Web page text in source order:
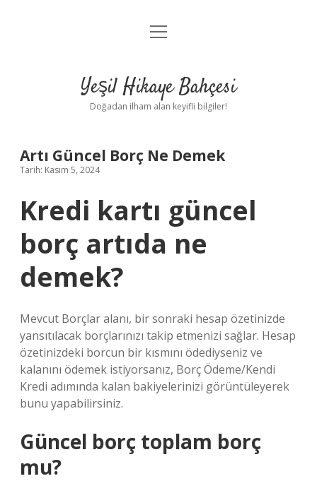
Anasayfa
Yasal Uyarı
menüyü
Yeşil Hikaye Bahçesi
Doğadan ilham alan keyifli bilgiler!
Artı Güncel Borç Ne Demek
Tarih: Kasım 5, 2024
Kredi kartı güncel
borç artıda ne
demek?
Mevcut Borçlar alanı, bir sonraki hesap özetinizde
yansıtılacak borçlarınızı takip etmenizi sağlar. Hesap
özetinizdeki borcun bir kısmını ödediyseniz ve
kalanını ödemek istiyorsanız, Borç Ödeme/Kendi
Kredi adımında kalan bakiyelerinizi görüntüleyerek
bunu yapabilirsiniz.
Güncel borç toplam borç
mu?